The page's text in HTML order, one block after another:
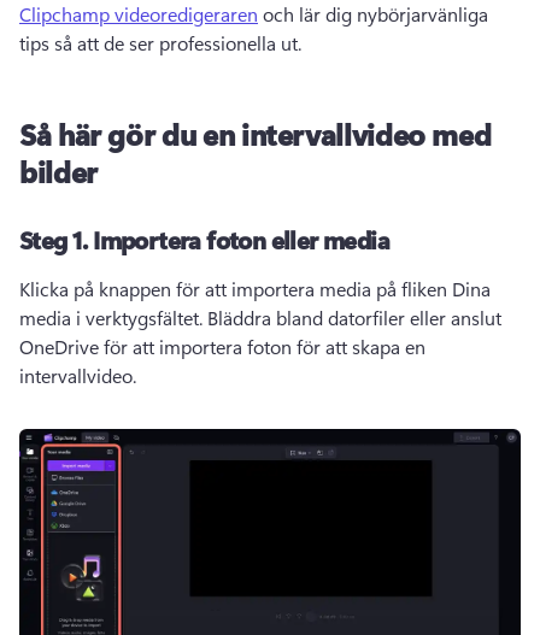
Clipchamp videoredigeraren och lär dig nybörjarvänliga
tips så att de ser professionella ut.
Så här gör du en intervallvideo med
bilder
Steg 1. Importera foton eller media
Klicka på knappen för att importera media på fliken Dina
media i verktygsfältet. Bläddra bland datorfiler eller anslut
OneDrive för att importera foton för att skapa en
intervallvideo.